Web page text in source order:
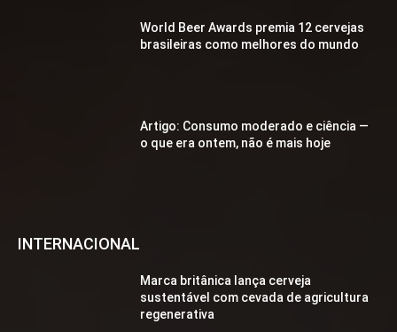
World Beer Awards premia 12 cervejas
brasileiras como melhores do mundo
Artigo: Consumo moderado e ciência —
o que era ontem, não é mais hoje
INTERNACIONAL
Marca britânica lança cerveja
sustentável com cevada de agricultura
regenerativa